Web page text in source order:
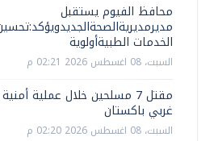
محافظ الفيوم يستقبل
الخدمات الطبيةأولوية
السبت، 08 اغسطس 2026 02:21 م
مقتل 7 مسلحين خلال عملية
غربي باكستان
السبت، 08 اغسطس 2026 02:20 م